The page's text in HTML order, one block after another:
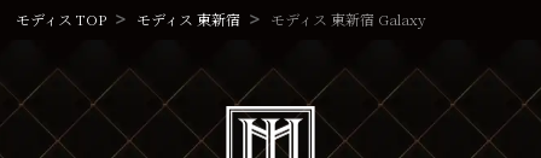
モディス TOP モディス 東新宿 モディス 東新宿 Galaxy